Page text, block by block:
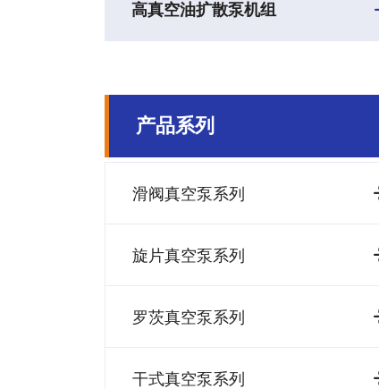
高真空油扩散泵机组
产品系列
滑阀真空泵系列
旋片真空泵系列
罗茨真空泵系列
干式真空泵系列